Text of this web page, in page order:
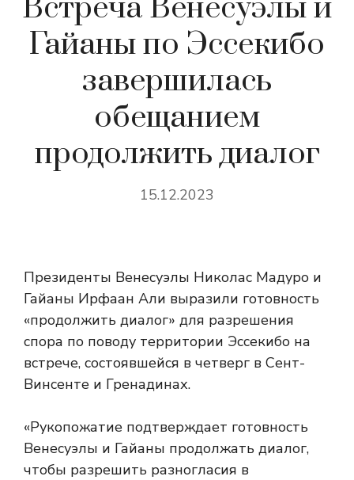
Встреча Венесуэлы и
Гайаны по Эссекибо
завершилась
обещанием
продолжить диалог
15.12.2023
Президенты Венесуэлы Николас Мадуро и
Гайаны Ирфаан Али выразили готовность
«продолжить диалог» для разрешения
спора по поводу территории Эссекибо на
встрече, состоявшейся в четверг в Сент-
Винсенте и Гренадинах.
«Рукопожатие подтверждает готовность
Венесуэлы и Гайаны продолжать диалог,
чтобы разрешить разногласия в